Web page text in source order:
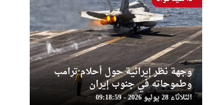
وجهة نظر إيرانية حول أحلام ترامب
وطموحاته في جنوب إيران
الثلاثاء 28 يوليو 2026 - 09:18:59